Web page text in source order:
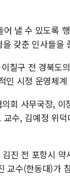
낼 수 있도록
갖춘 인사들을
칠구 전 경북도
인 시정 운영체
회 사무국장, 이
수, 김예정 위
진 전 포항시 약
교수(한동대)가